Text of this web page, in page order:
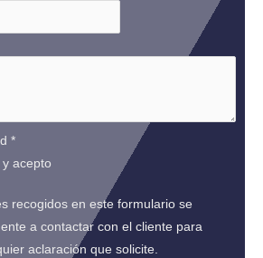
*
acepto
recogidos en este formulario se
a contactar con el cliente para
aclaración que solicite.